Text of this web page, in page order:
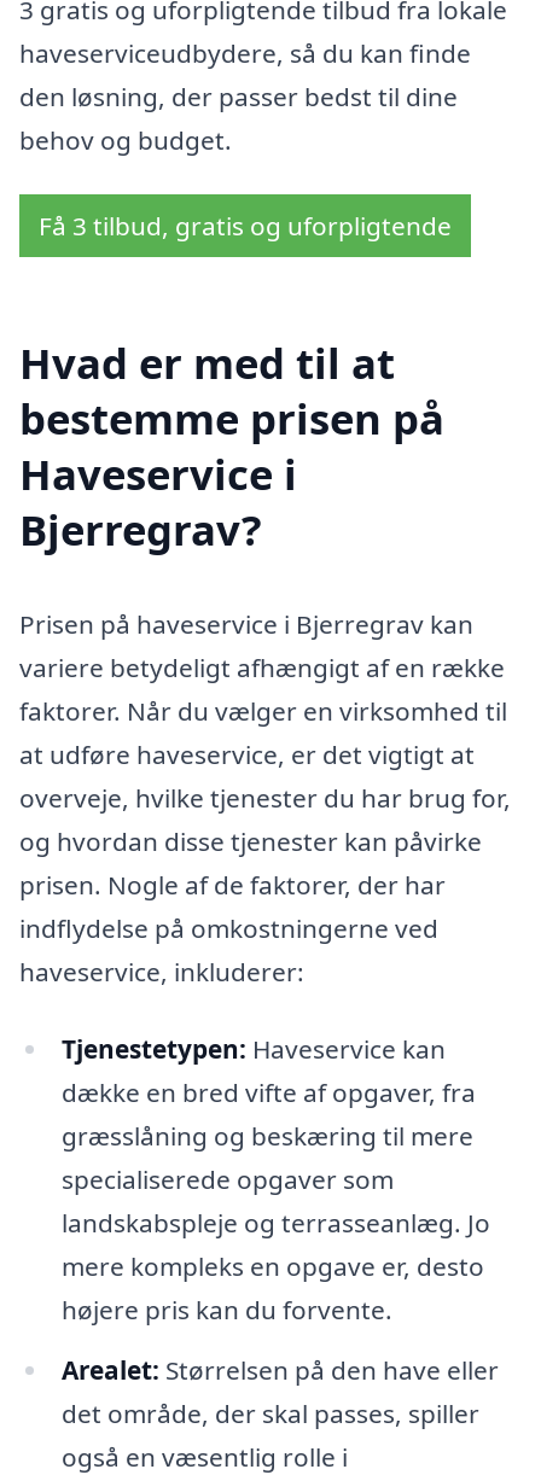
3 gratis og uforpligtende tilbud fra lokale
haveserviceudbydere, så du kan finde
den løsning, der passer bedst til dine
behov og budget.
Få 3 tilbud, gratis og uforpligtende
Hvad er med til at
bestemme prisen på
Haveservice i
Bjerregrav?
Prisen på haveservice i Bjerregrav kan
variere betydeligt afhængigt af en række
faktorer. Når du vælger en virksomhed til
at udføre haveservice, er det vigtigt at
overveje, hvilke tjenester du har brug for,
og hvordan disse tjenester kan påvirke
prisen. Nogle af de faktorer, der har
indflydelse på omkostningerne ved
haveservice, inkluderer:
Tjenestetypen: Haveservice kan
dække en bred vifte af opgaver, fra
græsslåning og beskæring til mere
specialiserede opgaver som
landskabspleje og terrasseanlæg. Jo
mere kompleks en opgave er, desto
højere pris kan du forvente.
Arealet: Størrelsen på den have eller
det område, der skal passes, spiller
også en væsentlig rolle i